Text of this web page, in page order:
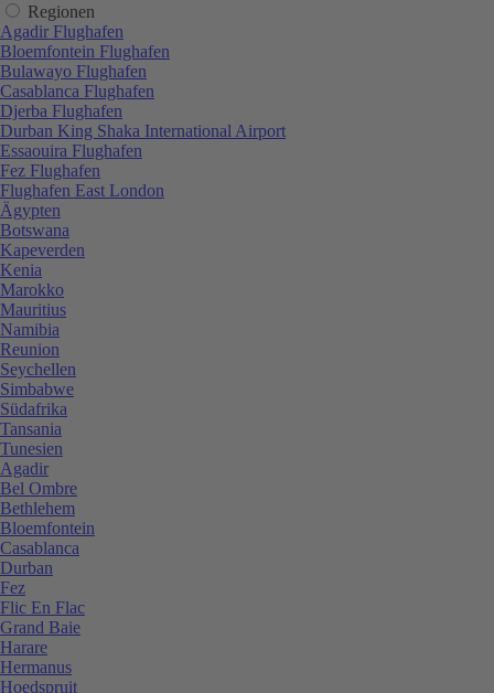
Regionen
Agadir Flughafen
Bloemfontein Flughafen
Bulawayo Flughafen
Casablanca Flughafen
Djerba Flughafen
Durban King Shaka International Airport
Essaouira Flughafen
Fez Flughafen
Flughafen East London
Ägypten
Botswana
Kapeverden
Kenia
Marokko
Mauritius
Namibia
Reunion
Seychellen
Simbabwe
Südafrika
Tansania
Tunesien
Agadir
Bel Ombre
Bethlehem
Bloemfontein
Casablanca
Durban
Fez
Flic En Flac
Grand Baie
Harare
Hermanus
Hoedspruit